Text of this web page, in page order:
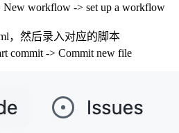
New workflow -> set up a workflow
，然后录入对应的脚本
commit -> Commit new file